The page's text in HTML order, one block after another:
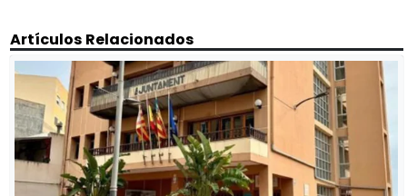
Artículos Relacionados